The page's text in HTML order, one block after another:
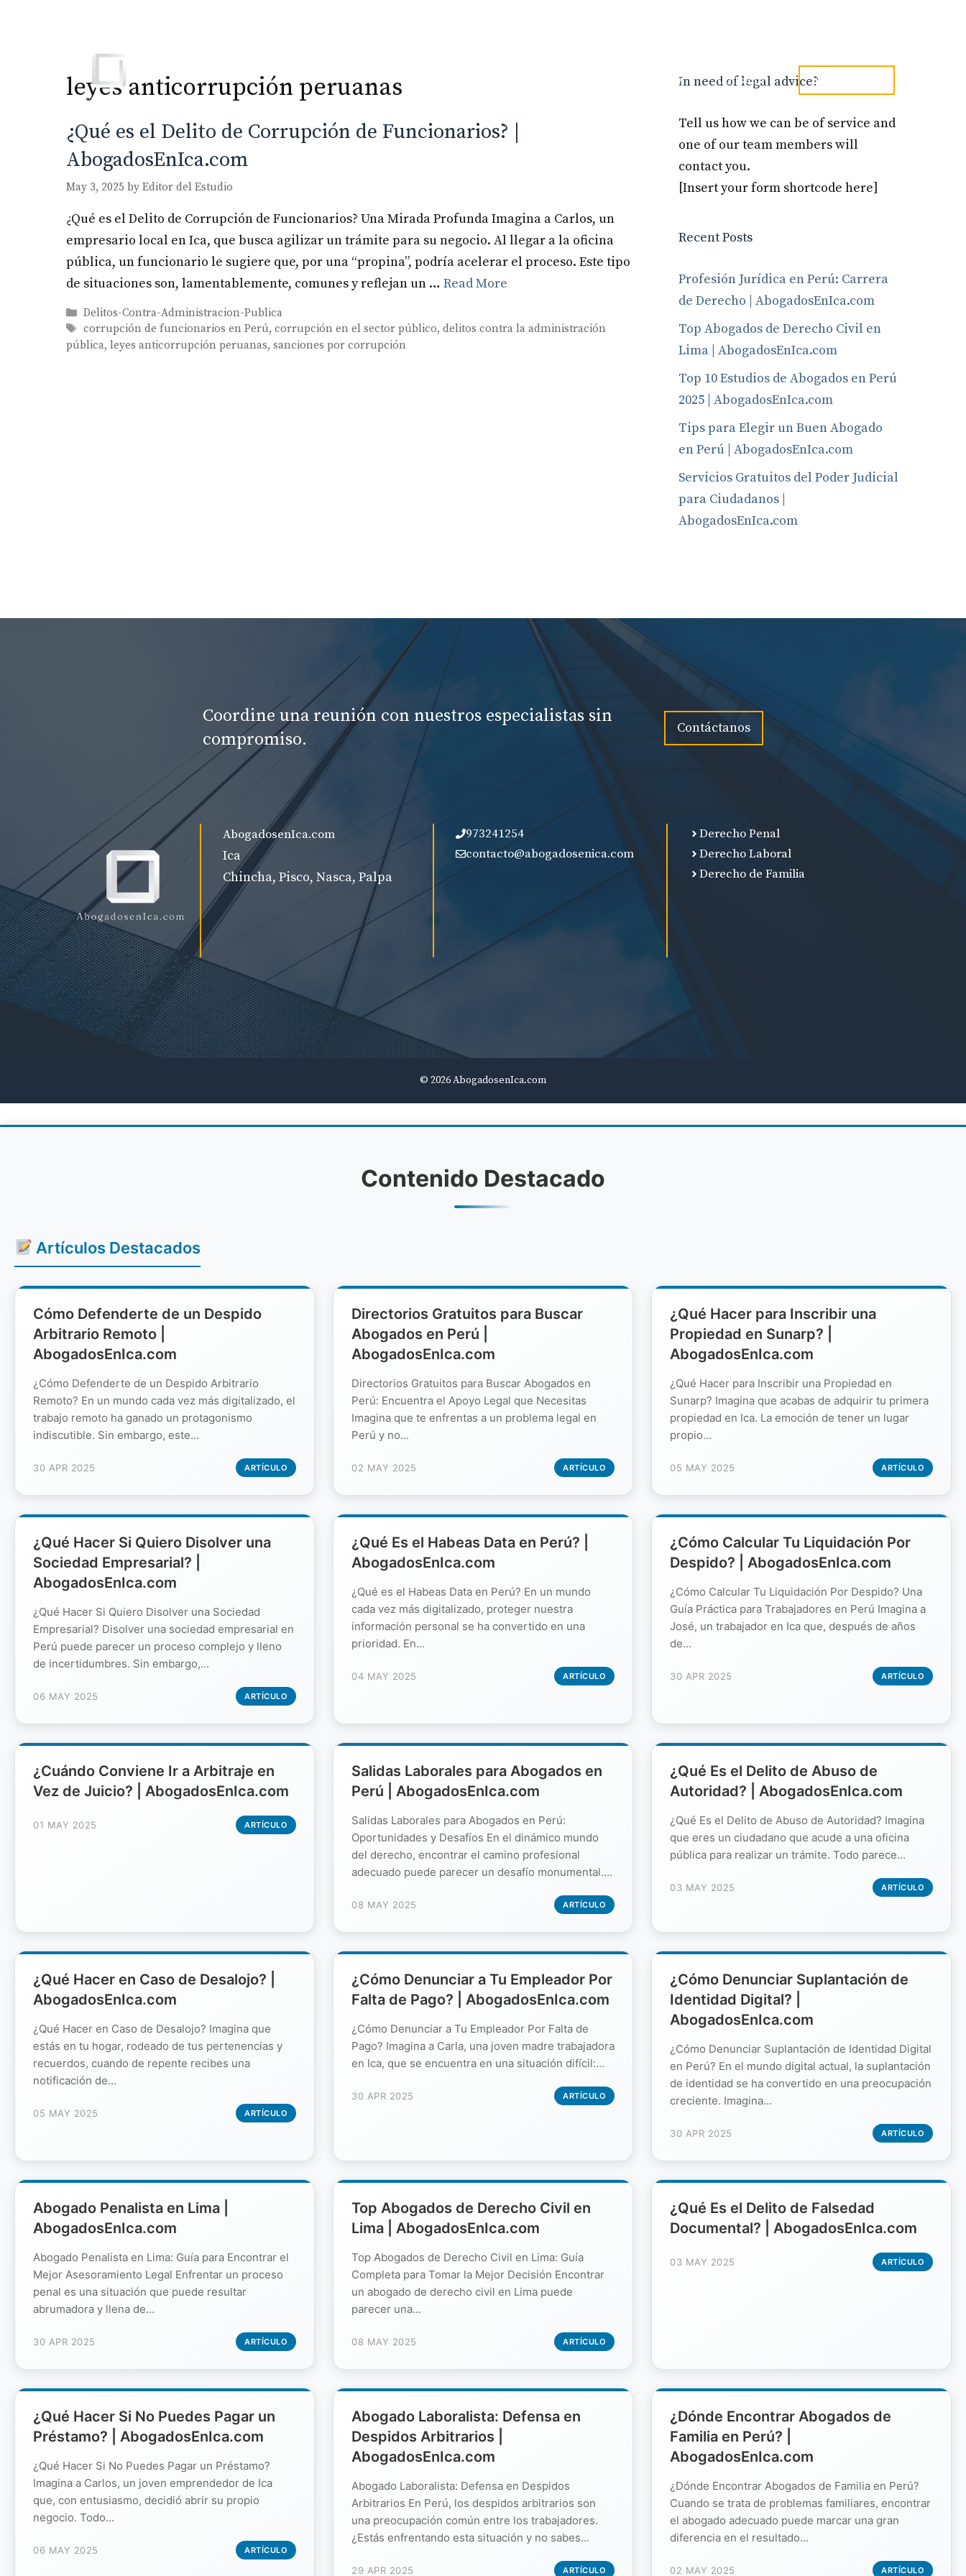
Blog Contacto tel. 973241254
leyes anticorrupción peruanas
¿Qué es el Delito de Corrupción de Funcionarios? |
AbogadosEnIca.com
May 3, 2025 by Editor del Estudio
¿Qué es el Delito de Corrupción de Funcionarios? Una Mirada Profunda Imagina a Carlos, un
empresario local en Ica, que busca agilizar un trámite para su negocio. Al llegar a la oficina
pública, un funcionario le sugiere que, por una “propina”, podría acelerar el proceso. Este tipo
de situaciones son, lamentablemente, comunes y reflejan un … Read More
Categories
Delitos-Contra-Administracion-Publica
Tags
corrupción de funcionarios en Perú,corrupción en el sector público,delitos contra la administración
pública, leyes anticorrupción peruanas, sanciones por corrupción
In need of legal advice?
Tell us how we can be of service and
one of our team members will
contact you.
[Insert your form shortcode here]
Recent Posts
Profesión Jurídica en Perú: Carrera
de Derecho | AbogadosEnIca.com
Top Abogados de Derecho Civil en
Lima | AbogadosEnIca.com
Top 10 Estudios de Abogados en Perú
2025 | AbogadosEnIca.com
Tips para Elegir un Buen Abogado
en Perú | AbogadosEnIca.com
Servicios Gratuitos del Poder Judicial
para Ciudadanos |
AbogadosEnIca.com
Coordine una reunión con nuestros especialistas sin
compromiso.
Contáctanos
AbogadosenIca.com
Ica
Chincha, Pisco, Nasca, Palpa
973241254
contacto@abogadosenica.com
Derecho Penal
Derecho Laboral
Derecho de Familia
© 2026 AbogadosenIca.com
Contenido Destacado
Artículos Destacados
Cómo Defenderte de un Despido
Arbitrario Remoto |
AbogadosEnIca.com
¿Cómo Defenderte de un Despido Arbitrario
Remoto? En un mundo cada vez más digitalizado, el
trabajo remoto ha ganado un protagonismo
indiscutible. Sin embargo, este...
30 APR 2025 ARTÍCULO
Directorios Gratuitos para Buscar
Abogados en Perú |
AbogadosEnIca.com
Directorios Gratuitos para Buscar Abogados en
Perú: Encuentra el Apoyo Legal que Necesitas
Imagina que te enfrentas a un problema legal en
Perú y no...
02 MAY 2025 ARTÍCULO
¿Qué Hacer para Inscribir una
Propiedad en Sunarp? |
AbogadosEnIca.com
¿Qué Hacer para Inscribir una Propiedad en
Sunarp? Imagina que acabas de adquirir tu primera
propiedad en Ica. La emoción de tener un lugar
propio...
05 MAY 2025 ARTÍCULO
¿Qué Hacer Si Quiero Disolver una
Sociedad Empresarial? |
AbogadosEnIca.com
¿Qué Hacer Si Quiero Disolver una Sociedad
Empresarial? Disolver una sociedad empresarial en
Perú puede parecer un proceso complejo y lleno
de incertidumbres. Sin embargo,...
06 MAY 2025 ARTÍCULO
¿Qué Es el Habeas Data en Perú? |
AbogadosEnIca.com
¿Qué es el Habeas Data en Perú? En un mundo
cada vez más digitalizado, proteger nuestra
información personal se ha convertido en una
prioridad. En...
04 MAY 2025 ARTÍCULO
¿Cómo Calcular Tu Liquidación Por
Despido? | AbogadosEnIca.com
¿Cómo Calcular Tu Liquidación Por Despido? Una
Guía Práctica para Trabajadores en Perú Imagina a
José, un trabajador en Ica que, después de años
de...
30 APR 2025 ARTÍCULO
¿Cuándo Conviene Ir a Arbitraje en
Vez de Juicio? | AbogadosEnIca.com
01 MAY 2025 ARTÍCULO
Salidas Laborales para Abogados en
Perú | AbogadosEnIca.com
Salidas Laborales para Abogados en Perú:
Oportunidades y Desafíos En el dinámico mundo
del derecho, encontrar el camino profesional
adecuado puede parecer un desafío monumental....
08 MAY 2025 ARTÍCULO
¿Qué Es el Delito de Abuso de
Autoridad? | AbogadosEnIca.com
¿Qué Es el Delito de Abuso de Autoridad? Imagina
que eres un ciudadano que acude a una oficina
pública para realizar un trámite. Todo parece...
03 MAY 2025 ARTÍCULO
¿Qué Hacer en Caso de Desalojo? |
AbogadosEnIca.com
¿Qué Hacer en Caso de Desalojo? Imagina que
estás en tu hogar, rodeado de tus pertenencias y
recuerdos, cuando de repente recibes una
notificación de...
05 MAY 2025 ARTÍCULO
¿Cómo Denunciar a Tu Empleador Por
Falta de Pago? | AbogadosEnIca.com
¿Cómo Denunciar a Tu Empleador Por Falta de
Pago? Imagina a Carla, una joven madre trabajadora
en Ica, que se encuentra en una situación difícil:...
30 APR 2025 ARTÍCULO
¿Cómo Denunciar Suplantación de
Identidad Digital? |
AbogadosEnIca.com
¿Cómo Denunciar Suplantación de Identidad Digital
en Perú? En el mundo digital actual, la suplantación
de identidad se ha convertido en una preocupación
creciente. Imagina...
30 APR 2025 ARTÍCULO
Abogado Penalista en Lima |
AbogadosEnIca.com
Abogado Penalista en Lima: Guía para Encontrar el
Mejor Asesoramiento Legal Enfrentar un proceso
penal es una situación que puede resultar
abrumadora y llena de...
30 APR 2025 ARTÍCULO
Top Abogados de Derecho Civil en
Lima | AbogadosEnIca.com
Top Abogados de Derecho Civil en Lima: Guía
Completa para Tomar la Mejor Decisión Encontrar
un abogado de derecho civil en Lima puede
parecer una...
08 MAY 2025 ARTÍCULO
¿Qué Es el Delito de Falsedad
Documental? | AbogadosEnIca.com
03 MAY 2025 ARTÍCULO
¿Qué Hacer Si No Puedes Pagar un
Préstamo? | AbogadosEnIca.com
¿Qué Hacer Si No Puedes Pagar un Préstamo?
Imagina a Carlos, un joven emprendedor de Ica
que, con entusiasmo, decidió abrir su propio
negocio. Todo...
06 MAY 2025 ARTÍCULO
Abogado Laboralista: Defensa en
Despidos Arbitrarios |
AbogadosEnIca.com
Abogado Laboralista: Defensa en Despidos
Arbitrarios En Perú, los despidos arbitrarios son
una preocupación común entre los trabajadores.
¿Estás enfrentando esta situación y no sabes...
29 APR 2025 ARTÍCULO
¿Dónde Encontrar Abogados de
Familia en Perú? |
AbogadosEnIca.com
¿Dónde Encontrar Abogados de Familia en Perú?
Cuando se trata de problemas familiares, encontrar
el abogado adecuado puede marcar una gran
diferencia en el resultado...
02 MAY 2025 ARTÍCULO